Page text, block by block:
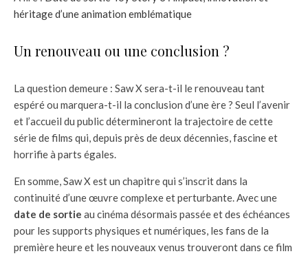
héritage d’une animation emblématique
Un renouveau ou une conclusion ?
La question demeure : Saw X sera-t-il le renouveau tant
espéré ou marquera-t-il la conclusion d’une ère ? Seul l’avenir
et l’accueil du public détermineront la trajectoire de cette
série de films qui, depuis près de deux décennies, fascine et
horrifie à parts égales.
En somme, Saw X est un chapitre qui s’inscrit dans la
continuité d’une œuvre complexe et perturbante. Avec une
date de sortie au cinéma désormais passée et des échéances
pour les supports physiques et numériques, les fans de la
première heure et les nouveaux venus trouveront dans ce film